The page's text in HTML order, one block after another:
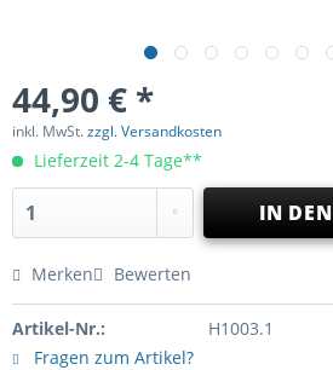
44,90 € *
inkl. MwSt.zzgl. Versandkosten
Lieferzeit 2-4 Tage**
IN DEN
Merken Bewerten
Artikel-Nr.:
H1003.1
Fragen zum Artikel?